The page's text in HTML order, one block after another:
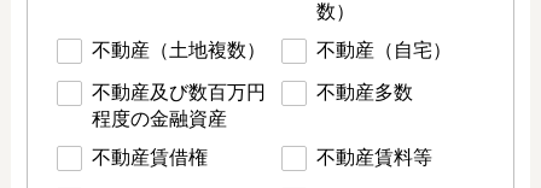
数）
不動産（土地複数）
不動産（自宅）
不動産及び数百万円
程度の金融資産
不動産多数
不動産賃借権 不動産賃料等